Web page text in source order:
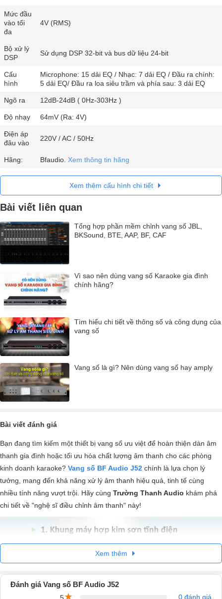
Mức đầu
vào tối
đa
4V (RMS)
Bộ xử lý
DSP
Sử dụng DSP 32-bit và bus dữ liệu 24-bit
Cấu
hình
Microphone: 15 dải EQ / Nhạc: 7 dải EQ / Đầu ra chính:
5 dải EQ/ Đầu ra loa siêu trầm và phía sau: 3 dải EQ
Ngõ ra 12dB-24dB ( 0Hz-303Hz )
Độ nhạy 64mV (Ra: 4V)
Điện áp
đâu vào
220V / AC / 50Hz
Hãng: Bfaudio. Xem thông tin hãng
Xem thêm cấu hình chi tiết
Bài viết liên quan
Tổng hợp phần mềm chỉnh vang số JBL,
BKSound, BTE, AAP, BF, CAF
Vì sao nên dùng vang số Karaoke gia đình
chính hãng?
Tìm hiểu chi tiết về thông số và công dụng của
vang số
Vang số là gì? Nên dùng vang số hay amply
Bài viết đánh giá
Bạn đang tìm kiếm một thiết bị vang số ưu việt để hoàn thiện dàn âm
thanh gia đình hoặc tối ưu hóa chất lượng âm thanh cho các phòng
kinh doanh karaoke? Vang số BF Audio J52 chính là lựa chọn lý
tưởng, mang đến khả năng xử lý âm thanh hiệu quả, tinh tế cùng
nhiều tính năng vượt trội. Hãy cùng Trường Thanh Audio khám phá
chi tiết về "nghệ sĩ điều chỉnh âm thanh" này!
Xem thêm
Đánh giá Vang số BF Audio J52
★
0 đánh giá